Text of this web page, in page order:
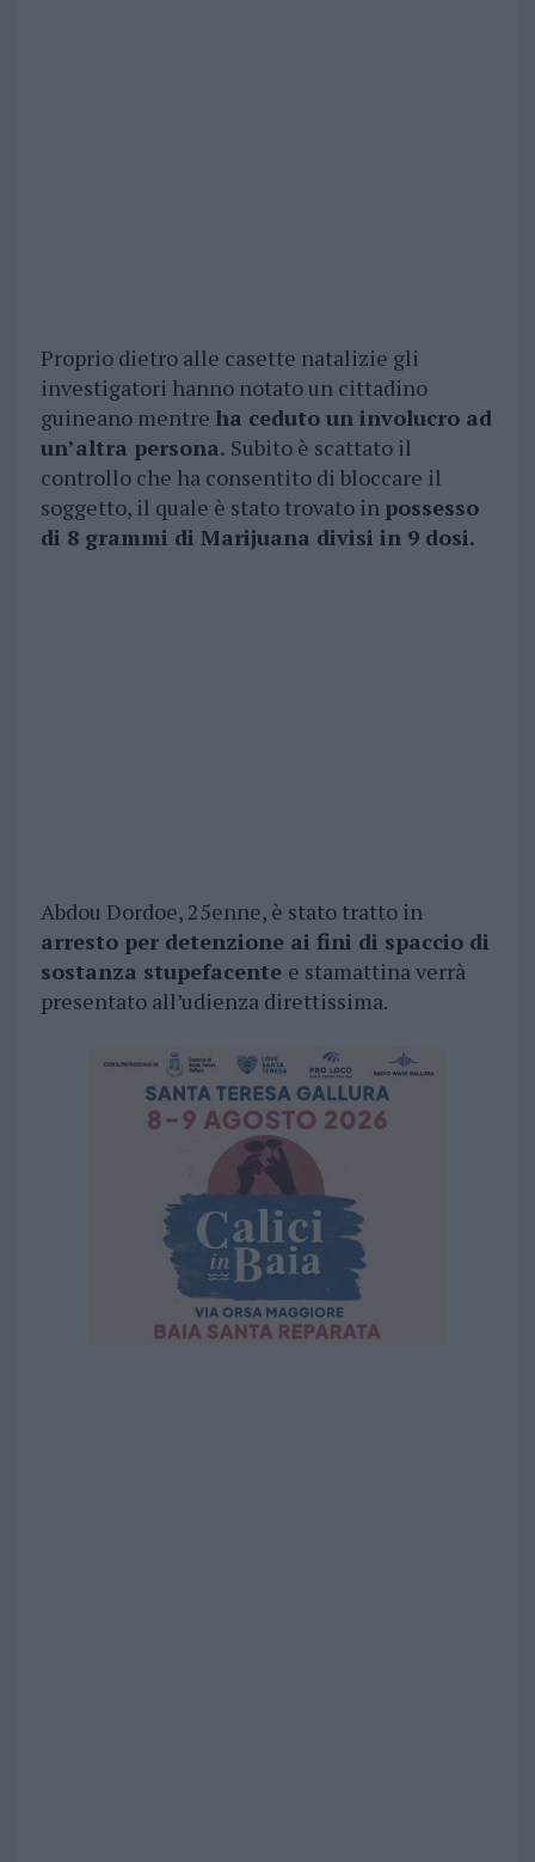
Proprio dietro alle casette natalizie gli
investigatori hanno notato un cittadino
guineano mentre ha ceduto un involucro ad
un’altra persona. Subito è scattato il
controllo che ha consentito di bloccare il
soggetto, il quale è stato trovato in possesso
di 8 grammi di Marijuana divisi in 9 dosi.
Abdou Dordoe, 25enne, è stato tratto in
arresto per detenzione ai fini di spaccio di
sostanza stupefacente e stamattina verrà
presentato all’udienza direttissima.